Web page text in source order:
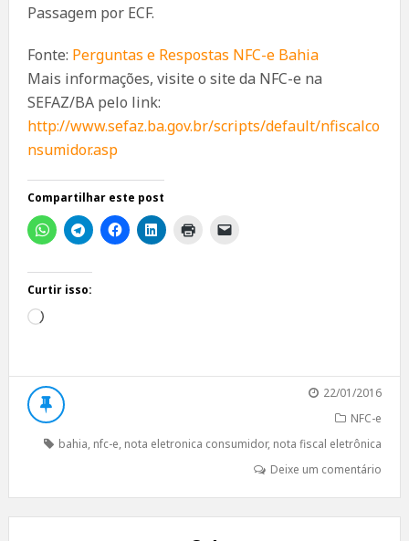
Passagem por ECF.
Fonte: Perguntas e Respostas NFC-e Bahia
Mais informações, visite o site da NFC-e na
SEFAZ/BA pelo link:
http://www.sefaz.ba.gov.br/scripts/default/nfiscalco
nsumidor.asp
Compartilhar este post
Curtir isso:
Carregando...
22/01/2016
NFC-e
bahia, nfc-e, nota eletronica consumidor, nota fiscal eletrônica
Deixe um comentário